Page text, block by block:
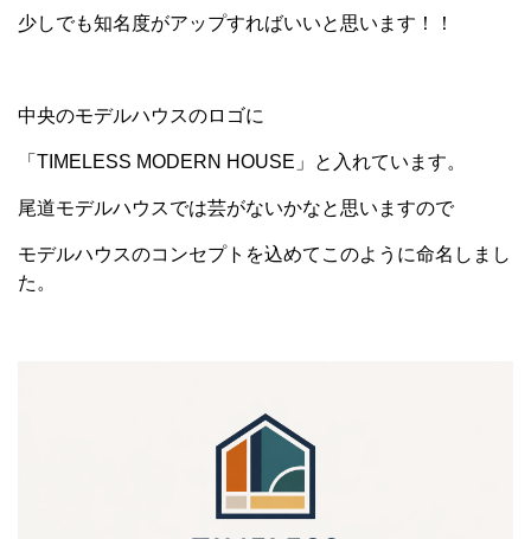
少しでも知名度がアップすればいいと思います！！
中央のモデルハウスのロゴに
「TIMELESS MODERN HOUSE」と入れています。
尾道モデルハウスでは芸がないかなと思いますので
モデルハウスのコンセプトを込めてこのように命名しまし
た。